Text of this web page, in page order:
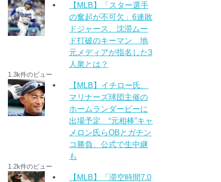
【MLB】「スター選手
の奮起が不可欠」6連敗
ドジャース、沈滞ムー
ド打破のキーマン 地
元メディアが指名した3
人衆とは？
1.3k件のビュー
【MLB】イチロー氏、
マリナーズ球団主催の
ホームランダービーに
出場予定 “元相棒”キャ
メロン氏らOBとガチン
コ勝負、公式で生中継
も
1.2k件のビュー
【MLB】「滞空時間7.0